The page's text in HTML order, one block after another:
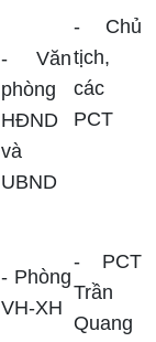
-
Văn
phòng
HĐND
và
UBND
- Phòng
VH-XH
- Chủ
tịch,
các
PCT
- PCT
Trần
Quang